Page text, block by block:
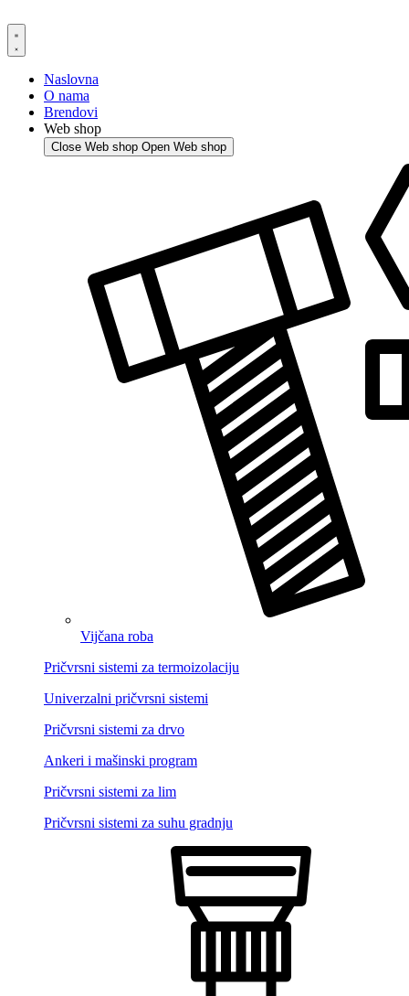
to
content
Naslovna
O nama
Brendovi
Web shop
Close Web shop Open Web shop
Vijčana roba
Pričvrsni sistemi za termoizolaciju
Univerzalni pričvrsni sistemi
Pričvrsni sistemi za drvo
Ankeri i mašinski program
Pričvrsni sistemi za lim
Pričvrsni sistemi za suhu gradnju